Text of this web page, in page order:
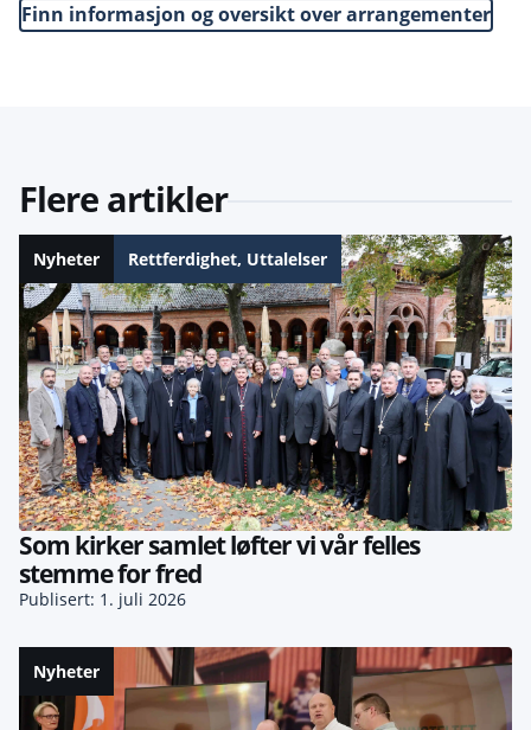
Finn informasjon og oversikt over arrangementer
Flere artikler
Nyheter Rettferdighet, Uttalelser
Som kirker samlet løfter vi vår felles
stemme for fred
Publisert: 1. juli 2026
Nyheter